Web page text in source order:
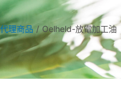
代理商品 / Oelheld-放電加工油